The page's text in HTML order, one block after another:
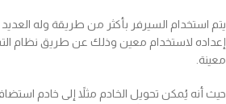
يتم استخدام السيرفر بأكثر من طريقة وله
إعداده لاستخدام معين وذلك عن طريق نظام
معينة.
حيث أنه يُمكن تحويل الخادم مثلاً إلى خادم